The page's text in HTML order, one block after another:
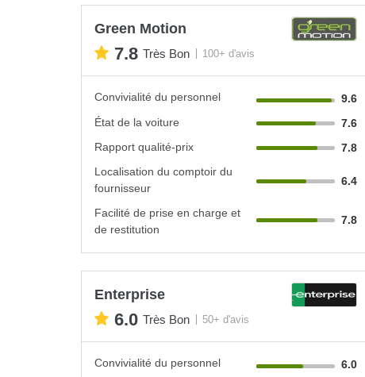
Green Motion
7.8 Très Bon 100+ d'avis
Convivialité du personnel
9.6
État de la voiture
7.6
Rapport qualité-prix
7.8
Localisation du comptoir du
fournisseur
6.4
Facilité de prise en charge et
de restitution
7.8
Enterprise
6.0 Très Bon 50+ d'avis
Convivialité du personnel
6.0